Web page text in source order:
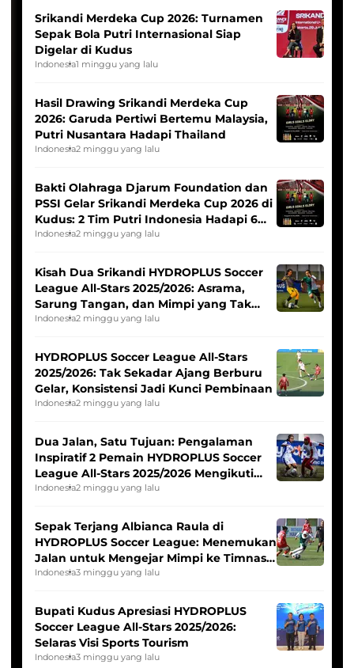
Srikandi Merdeka Cup 2026: Turnamen
Sepak Bola Putri Internasional Siap
Digelar di Kudus
Indonesia1 minggu yang lalu
Hasil Drawing Srikandi Merdeka Cup
2026: Garuda Pertiwi Bertemu Malaysia,
Putri Nusantara Hadapi Thailand
Indonesia2 minggu yang lalu
Bakti Olahraga Djarum Foundation dan
PSSI Gelar Srikandi Merdeka Cup 2026 di
Kudus: 2 Tim Putri Indonesia Hadapi 6
Tim Asia
Indonesia2 minggu yang lalu
Kisah Dua Srikandi HYDROPLUS Soccer
League All-Stars 2025/2026: Asrama,
Sarung Tangan, dan Mimpi yang Tak
Pernah Padam
Indonesia2 minggu yang lalu
HYDROPLUS Soccer League All-Stars
2025/2026: Tak Sekadar Ajang Berburu
Gelar, Konsistensi Jadi Kunci Pembinaan
Indonesia2 minggu yang lalu
Dua Jalan, Satu Tujuan: Pengalaman
Inspiratif 2 Pemain HYDROPLUS Soccer
League All-Stars 2025/2026 Mengikuti
Seleksi Timnas Indonesia Putri
Indonesia2 minggu yang lalu
Sepak Terjang Albianca Raula di
HYDROPLUS Soccer League: Menemukan
Jalan untuk Mengejar Mimpi ke Timnas
Indonesia Putri
Indonesia3 minggu yang lalu
Bupati Kudus Apresiasi HYDROPLUS
Soccer League All-Stars 2025/2026:
Selaras Visi Sports Tourism
Indonesia3 minggu yang lalu